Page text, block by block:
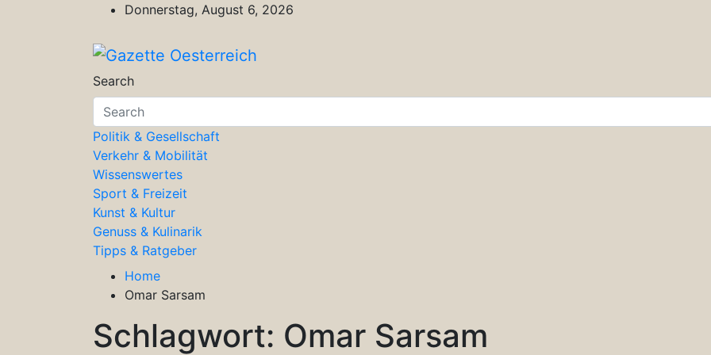
Donnerstag, August 6, 2026
Gazette Oesterreich
Magazin für Freizeit, Politik, Kultur & Wissenschaft
Search
Politik & Gesellschaft
Verkehr & Mobilität
Wissenswertes
Sport & Freizeit
Kunst & Kultur
Genuss & Kulinarik
Tipps & Ratgeber
Home
Omar Sarsam
Schlagwort: Omar Sarsam